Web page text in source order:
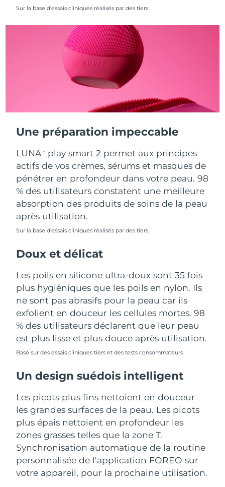
Sur la base d'essais cliniques réalisés par des tiers.
Une préparation impeccable
LUNATM
play smart 2 permet aux principes
actifs de vos crèmes, sérums et masques de
pénétrer en profondeur dans votre peau. 98
% des utilisateurs constatent une meilleure
absorption des produits de soins de la peau
après utilisation.
Sur la base d'essais cliniques réalisés par des tiers.
Doux et délicat
Les poils en silicone ultra-doux sont 35 fois
plus hygiéniques que les poils en nylon. Ils
ne sont pas abrasifs pour la peau car ils
exfolient en douceur les cellules mortes. 98
% des utilisateurs déclarent que leur peau
est plus lisse et plus douce après utilisation.
Basé sur des essais cliniques tiers et des tests consommateurs
Un design suédois intelligent
Les picots plus fins nettoient en douceur
les grandes surfaces de la peau. Les picots
plus épais nettoient en profondeur les
zones grasses telles que la zone T.
Synchronisation automatique de la routine
personnalisée de l'application FOREO sur
votre appareil, pour la prochaine utilisation.
Livraison estimée
Émirats arabes unis Livraison estimée
Livraison estimée
États-Unis Livraison estimée13/08/2026
Ouzbékistan Livraison estimée17/08/2026
Viêt Nam Livraison estimée 18/08/2026